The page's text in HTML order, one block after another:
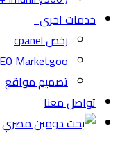
خدمات اخرى
رخص cpanel
Marketgoo
تصميم مواقع
تواصل معنا